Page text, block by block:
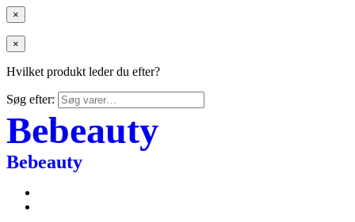
×
×
Hvilket produkt leder du efter?
Søg efter:
Bebeauty
Bebeauty